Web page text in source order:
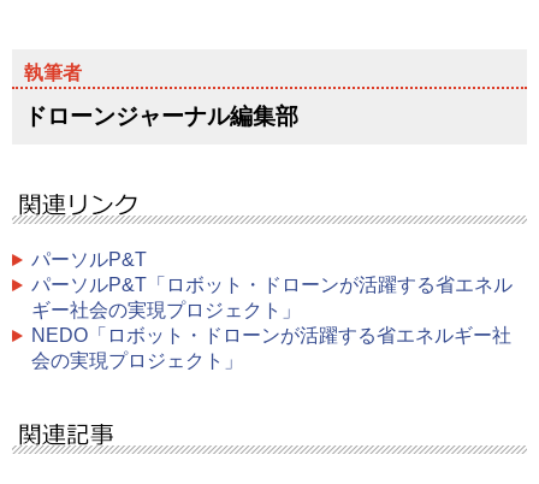
ドローンジャーナル編集部
パーソルP&T
パーソルP&T「ロボット・ドローンが活躍する省エネル
ギー社会の実現プロジェクト」
NEDO「ロボット・ドローンが活躍する省エネルギー社
会の実現プロジェクト」